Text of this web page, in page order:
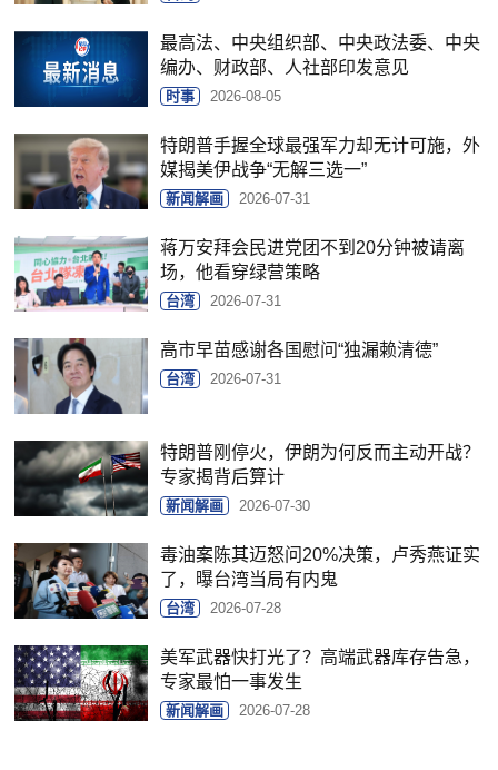
最高法、中央组织部、中央政法委、中央
编办、财政部、人社部印发意见
时事 2026-08-05
特朗普手握全球最强军力却无计可施，外
媒揭美伊战争“无解三选一”
新闻解画 2026-07-31
蒋万安拜会民进党团不到20分钟被请离
场，他看穿绿营策略
台湾 2026-07-31
高市早苗感谢各国慰问“独漏赖清德”
台湾 2026-07-31
特朗普刚停火，伊朗为何反而主动开战？
专家揭背后算计
新闻解画 2026-07-30
毒油案陈其迈怒问20%决策，卢秀燕证实
了，曝台湾当局有内鬼
台湾 2026-07-28
美军武器快打光了？高端武器库存告急，
专家最怕一事发生
新闻解画 2026-07-28